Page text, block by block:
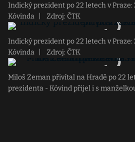
Indický prezident po 22 letech v
Kóvinda
Zdroj: ČTK
Indický prezident po 22 letech v
Kóvinda
Zdroj: ČTK
Miloš Zeman přivítal na Hradě po 22
prezidenta - Kóvind přijel i s